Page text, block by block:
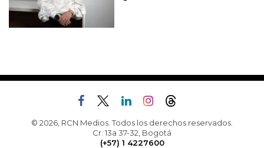
© 2026, RCN Medios. Todos los derechos reservados.
Cr. 13a 37-32, Bogotá
(+57) 1 4227600